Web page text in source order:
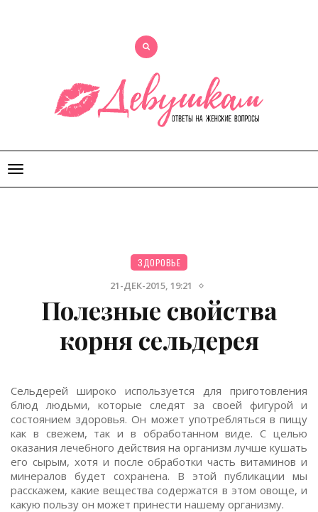
Открыть
меню
ЗДОРОВЬЕ
21-ДЕК-2015, 19:21
Полезные свойства
корня сельдерея
Сельдерей широко используется для приготовления
блюд людьми, которые следят за своей фигурой и
состоянием здоровья. Он может употребляться в пищу
как в свежем, так и в обработанном виде. С целью
оказания лечебного действия на организм лучше кушать
его сырым, хотя и после обработки часть витаминов и
минералов будет сохранена. В этой публикации мы
расскажем, какие вещества содержатся в этом овоще, и
какую пользу он может принести нашему организму.